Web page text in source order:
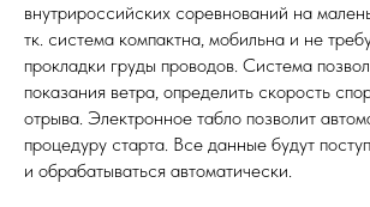
внутрироссийских соревнований на
тк. система компактна, мобильна и не
прокладки груды проводов. Система
показания ветра, определить скорость
отрыва. Электронное табло позволит
процедуру старта. Все данные будут
и обрабатываться автоматически.